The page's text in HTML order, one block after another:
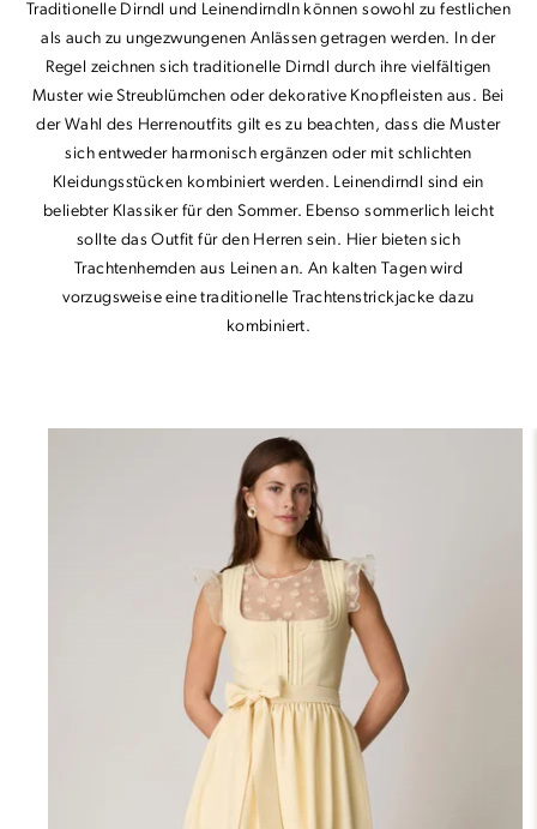
Traditionelle Dirndl und Leinendirndln können sowohl zu festlichen
als auch zu ungezwungenen Anlässen getragen werden. In der
Regel zeichnen sich traditionelle Dirndl durch ihre vielfältigen
Muster wie Streublümchen oder dekorative Knopfleisten aus. Bei
der Wahl des Herrenoutfits gilt es zu beachten, dass die Muster
sich entweder harmonisch ergänzen oder mit schlichten
Kleidungsstücken kombiniert werden. Leinendirndl sind ein
beliebter Klassiker für den Sommer. Ebenso sommerlich leicht
sollte das Outfit für den Herren sein. Hier bieten sich
Trachtenhemden aus Leinen an. An kalten Tagen wird
vorzugsweise eine traditionelle Trachtenstrickjacke dazu
kombiniert.